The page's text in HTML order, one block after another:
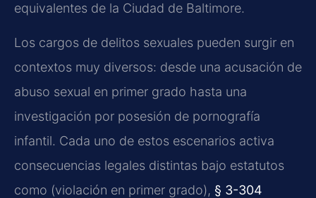
equivalentes de la Ciudad de Baltimore.
Los cargos de delitos sexuales pueden surgir en
contextos muy diversos: desde una acusación de
abuso sexual en primer grado hasta una
investigación por posesión de pornografía
infantil. Cada uno de estos escenarios activa
consecuencias legales distintas bajo estatutos
como (violación en primer grado), § 3-304